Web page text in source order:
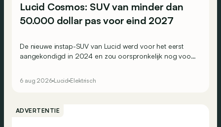
Lucid Cosmos: SUV van minder dan
50.000 dollar pas voor eind 2027
De nieuwe instap-SUV van Lucid werd voor het eerst
aangekondigd in 2024 en zou oorspronkelijk nog voor
6 aug 2026 Lucid Elektrisch
ADVERTENTIE